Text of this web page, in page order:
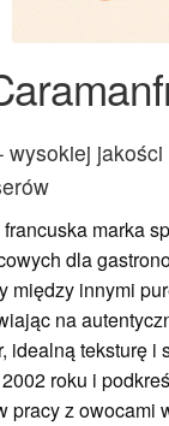
wysokiej
marka
dla
między innymi
na
idealną teksturę i
roku i
pracy z owocami